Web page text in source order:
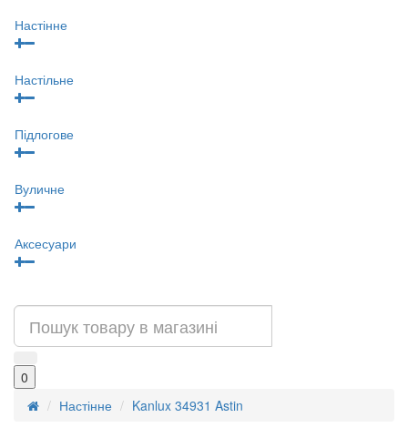
Настінне
Настільне
Підлогове
Вуличне
Аксесуари
0
Настінне
Kanlux 34931 Astin